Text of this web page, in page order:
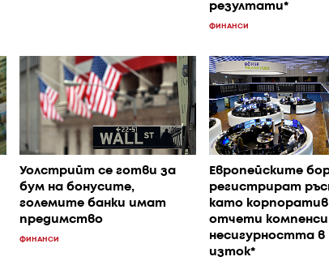
резултати*
ФИНАНСИ
Уолстрийт се готви за
бум на бонусите,
големите банки имат
предимство
ФИНАНСИ
Европейските
регистрират
като
отчети
несигурността в
изток*